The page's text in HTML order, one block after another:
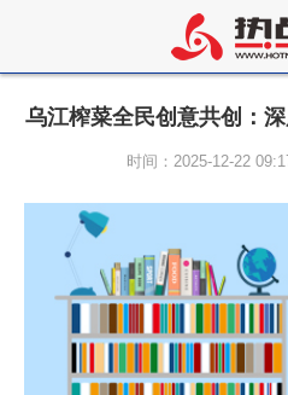
乌江榨菜全民创意共创：
时间：2025-12-22